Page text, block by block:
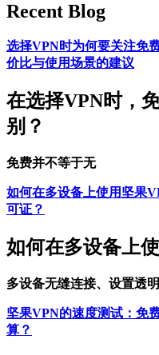
Recent Blog
选择VPN时为何要关注免
价比与使用场景的建议
在选择VPN时，
别？
免费并不等于无
如何在多设备上使用坚果
可证？
如何在多设备上
多设备无缝连接、设置透明
坚果VPN的速度测试：免
算？